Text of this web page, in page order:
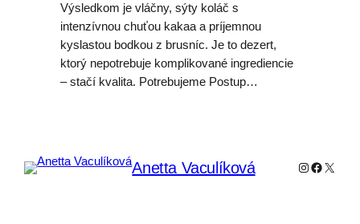
Výsledkom je vláčny, sýty koláč s
intenzívnou chuťou kakaa a príjemnou
kyslastou bodkou z brusníc. Je to dezert,
ktorý nepotrebuje komplikované ingrediencie
– stačí kvalita. Potrebujeme Postup…
Anetta Vaculíková Instagram
X